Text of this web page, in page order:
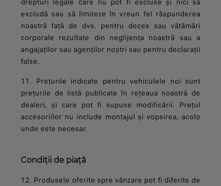
excludă sau să limiteze în vreun fel răspunderea
noastră față de dvs. pentru deces sau vătămări
corporale rezultate din neglijența noastră sau a
angajaților sau agenților noștri sau pentru declarații
false.
11. Prețurile indicate pentru vehiculele noi sunt
prețurile de listă publicate în rețeaua noastră de
dealeri, și care pot fi supuse modificării. Prețul
accesoriilor nu include montajul și vopsirea, acolo
unde este necesar.
Condiții de piață
12. Produsele oferite spre vânzare pot fi diferite de